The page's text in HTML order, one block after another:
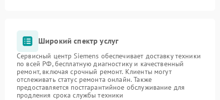
Широкий спектр услуг
Сервисный центр Siemens обеспечивает доставку техники
по всей РФ, бесплатную диагностику и качественный
ремонт, включая срочный ремонт. Клиенты могут
отслеживать статус ремонта онлайн. Также
предоставляется постгарантийное обслуживание для
продления срока службы техники